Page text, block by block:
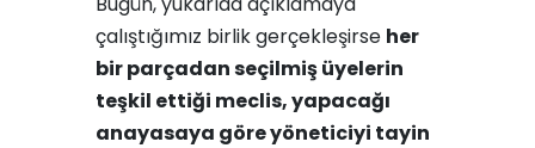
çalıştığımız birlik gerçekleşirse her
bir parçadan seçilmiş üyelerin
teşkil ettiği meclis, yapacağı
anayasaya göre yöneticiyi tayin